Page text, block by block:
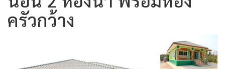
ครัวกว้าง